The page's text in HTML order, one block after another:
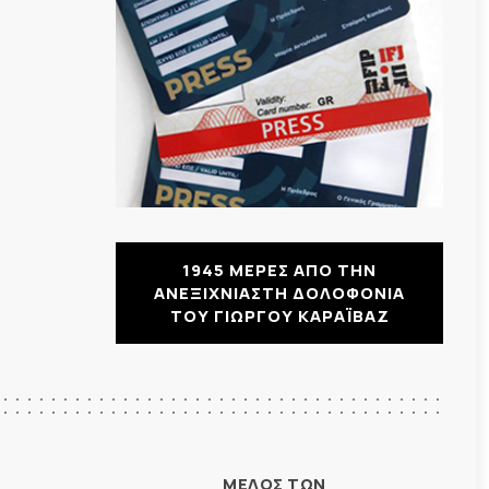
1945 ΜΕΡΕΣ ΑΠΟ ΤΗΝ
ΑΝΕΞΙΧΝΙΑΣΤΗ ΔΟΛΟΦΟΝΙΑ
ΤΟΥ ΓΙΩΡΓΟΥ ΚΑΡΑΪΒΑΖ
ΜΕΛΟΣ ΤΩΝ